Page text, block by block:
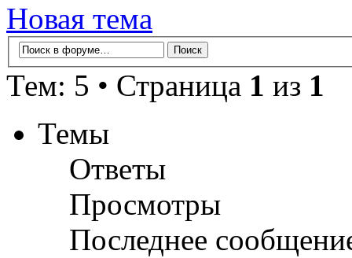
Новая тема
Тем: 5 • Страница 1 из 1
Темы
Ответы
Просмотры
Последнее